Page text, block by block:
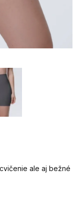
ale aj bežné